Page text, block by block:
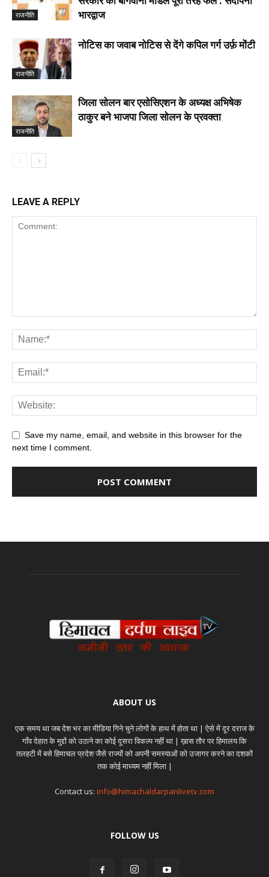
राजनीति
भारद्वाज
राजनीति
नोटिस का जवाब नोटिस से देंगे कपिल गर्ग उर्फ़ मोंटी
राजनीति
जिला सोलन बार एसोसिएशन के अध्यक्ष अभिषेक
ठाकुर बने भाजपा जिला सोलन के प्रवक्ता
LEAVE A REPLY
Save my name, email, and website in this browser for the
next time I comment.
ABOUT US
एक समय था जब देश भर का मीडिया गिने चुने लोगों के हाथ में होता था | ऐसे में दूर दराज के
गाँव देहात के मुद्दों को उठाने का कोई दूसरा विकल्प नहीं था | ख़ास तौर पर हिमालय कि
तलहटी में बसे हिमाचल प्रदेश जैसे राज्यों को अपनी समस्याओं को उजागर करने का दशकों
तक कोई माध्यम नहीं मिला |
Contact us: info@himachaldarpanlivetv.com
FOLLOW US